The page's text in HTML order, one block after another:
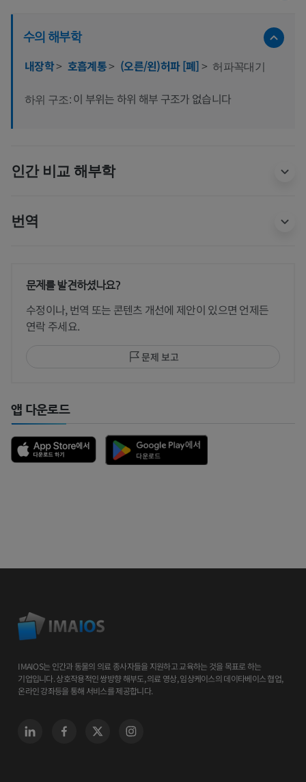
수의 해부학
내장학> 호흡계통> (오른/왼)허파 [폐]> 허파꼭대기
하위 구조: 이 부위는 하위 해부 구조가 없습니다
인간 비교 해부학
번역
문제를 발견하셨나요?
수정이나, 번역 또는 콘텐츠 개선에 제안이 있으면 언제든
연락 주세요.
문제 보고
앱 다운로드
IMAIOS는 인간과 동물의 의료 종사자들을 지원하고 교육하는 것을 목표로 하는
기업입니다. 상호작용적인 쌍방향 해부도, 의료 영상, 임상케이스의 데이타베이스 협업,
온라인 강좌등을 통해 서비스를 제공합니다.